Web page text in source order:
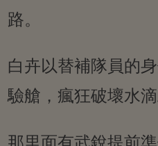
路。
白卉以替補隊員的
驗艙，瘋狂破壞水滴